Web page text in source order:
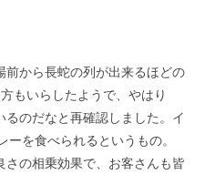
前から長蛇の列が出来るほどの
もいらしたようで、やはり
のだなと再確認しました。イ
を食べられるというもの。
の相乗効果で、お客さんも皆